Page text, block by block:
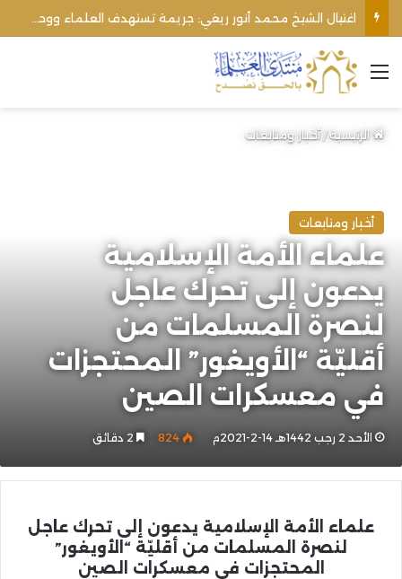
القائمة
الرئيسية/أخبار ومتابعات
أخبار ومتابعات
علماء الأمة الإسلامية
يدعون إلى تحرك عاجل
لنصرة المسلمات من
أقليّة “الأويغور” المحتجزات
في معسكرات الصين
الأحد 2 رجب 1442هـ 14-2-2021م 824
علماء الأمة الإسلامية يدعون إلى تحرك عاجل
لنصرة المسلمات من أقليّة “الأويغور”
المحتجزات في معسكرات الصين